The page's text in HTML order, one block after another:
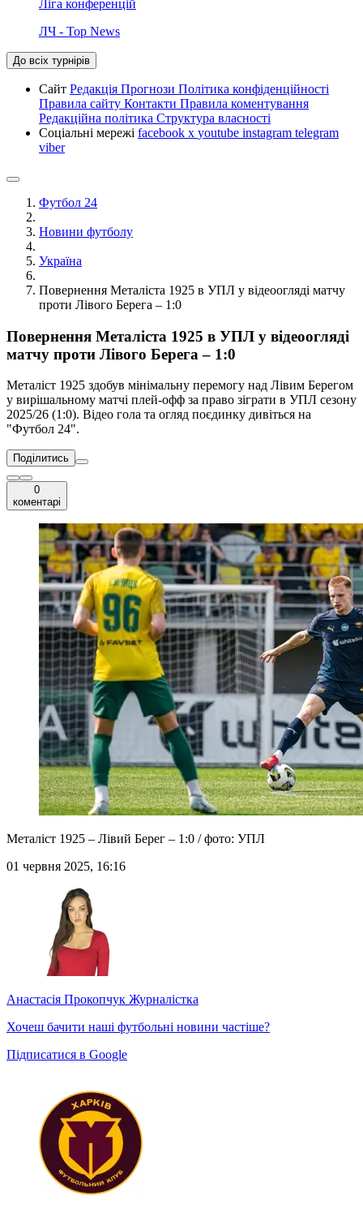
Ліга конференцій
ЛЧ - Top News
До всіх турнірів
Сайт Редакція Прогнози Політика конфіденційності
Правила сайту Контакти Правила коментування
Редакційна політика Структура власності
Соціальні мережі facebook x youtube instagram telegram
viber
Футбол 24
Новини футболу
Україна
Повернення Металіста 1925 в УПЛ у відеоогляді матчу
проти Лівого Берега – 1:0
Повернення Металіста 1925 в УПЛ у відеоогляді
матчу проти Лівого Берега – 1:0
Металіст 1925 здобув мінімальну перемогу над Лівим Берегом
у вирішальному матчі плей-офф за право зіграти в УПЛ сезону
2025/26 (1:0). Відео гола та огляд поєдинку дивіться на
"Футбол 24".
Поділитись
0
коментарі
Металіст 1925 – Лівий Берег – 1:0 / фото: УПЛ
01 червня 2025, 16:16
Анастасія Прокопчук Журналістка
Хочеш бачити наші футбольні новини частіше?
Підписатися в Google